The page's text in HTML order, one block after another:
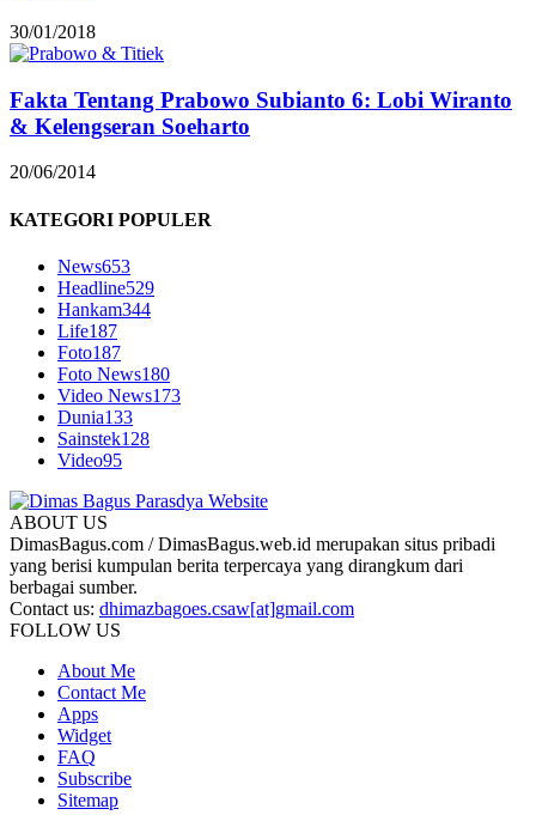
30/01/2018
Fakta Tentang Prabowo Subianto 6: Lobi Wiranto
& Kelengseran Soeharto
20/06/2014
KATEGORI POPULER
News653
Headline529
Hankam344
Life187
Foto187
Foto News180
Video News173
Dunia133
Sainstek128
Video95
ABOUT US
DimasBagus.com / DimasBagus.web.id merupakan situs pribadi
yang berisi kumpulan berita terpercaya yang dirangkum dari
berbagai sumber.
Contact us: dhimazbagoes.csaw[at]gmail.com
FOLLOW US
About Me
Contact Me
Apps
Widget
FAQ
Subscribe
Sitemap